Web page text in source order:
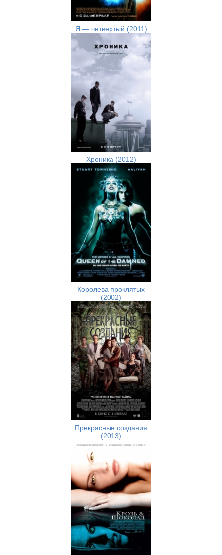
Я — четвертый (2011)
Хроника (2012)
Королева проклятых
(2002)
Прекрасные создания
(2013)